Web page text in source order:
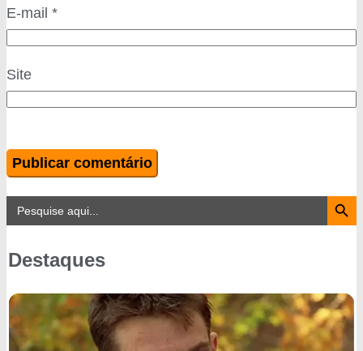
E-mail *
Site
Search
for:
Search Button
Destaques